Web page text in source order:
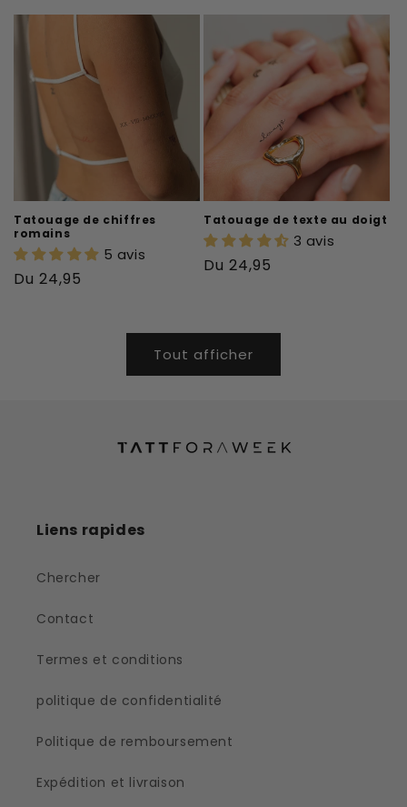
Tatouage de chiffres
romains
5 avis
Prix
Du 24,95
Tatouage de texte au doigt
3 avis
Prix
Du 24,95
Tout afficher
Liens rapides
Chercher
Contact
Termes et conditions
politique de confidentialité
Politique de remboursement
Expédition et livraison